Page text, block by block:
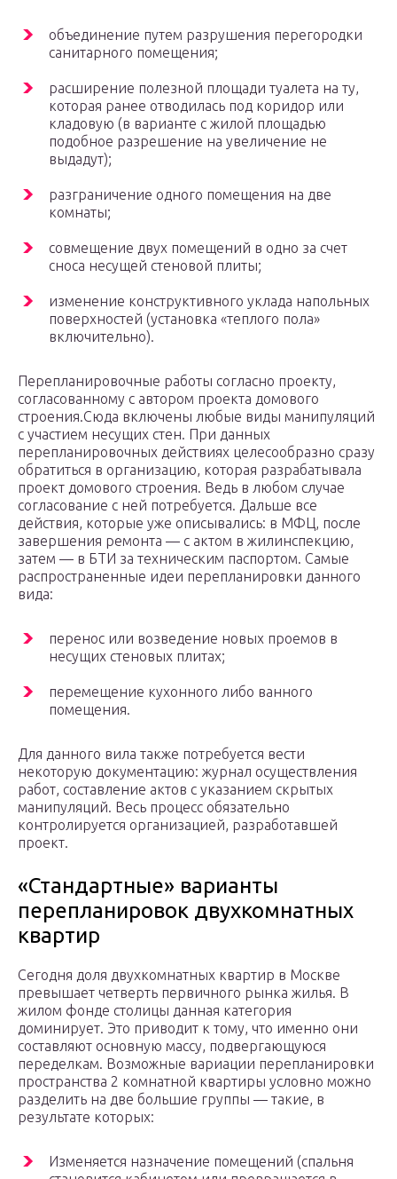
объединение путем разрушения перегородки
санитарного помещения;
расширение полезной площади туалета на ту,
которая ранее отводилась под коридор или
кладовую (в варианте с жилой площадью
подобное разрешение на увеличение не
выдадут);
разграничение одного помещения на две
комнаты;
совмещение двух помещений в одно за счет
сноса несущей стеновой плиты;
изменение конструктивного уклада напольных
поверхностей (установка «теплого пола»
включительно).
Перепланировочные работы согласно проекту,
согласованному с автором проекта домового
строения.Сюда включены любые виды манипуляций
с участием несущих стен. При данных
перепланировочных действиях целесообразно сразу
обратиться в организацию, которая разрабатывала
проект домового строения. Ведь в любом случае
согласование с ней потребуется. Дальше все
действия, которые уже описывались: в МФЦ, после
завершения ремонта — с актом в жилинспекцию,
затем — в БТИ за техническим паспортом. Самые
распространенные идеи перепланировки данного
вида:
перенос или возведение новых проемов в
несущих стеновых плитах;
перемещение кухонного либо ванного
помещения.
Для данного вила также потребуется вести
некоторую документацию: журнал осуществления
работ, составление актов с указанием скрытых
манипуляций. Весь процесс обязательно
контролируется организацией, разработавшей
проект.
«Стандартные» варианты
перепланировок двухкомнатных
квартир
Сегодня доля двухкомнатных квартир в Москве
превышает четверть первичного рынка жилья. В
жилом фонде столицы данная категория
доминирует. Это приводит к тому, что именно они
составляют основную массу, подвергающуюся
переделкам. Возможные вариации перепланировки
пространства 2 комнатной квартиры условно можно
разделить на две большие группы — такие, в
результате которых:
Изменяется назначение помещений (спальня